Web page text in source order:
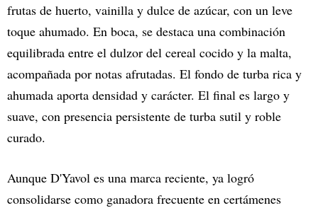
frutas de huerto, vainilla y dulce de azúcar, con un leve
toque ahumado. En boca, se destaca una combinación
equilibrada entre el dulzor del cereal cocido y la malta,
acompañada por notas afrutadas. El fondo de turba rica y
ahumada aporta densidad y carácter. El final es largo y
suave, con presencia persistente de turba sutil y roble
curado.
Aunque D'Yavol es una marca reciente, ya logró
consolidarse como ganadora frecuente en certámenes